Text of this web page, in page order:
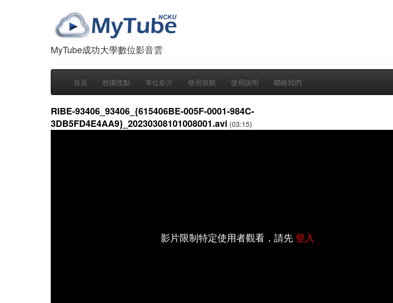
MyTube成功大學數位影音雲
首頁 校園焦點 單位影片 使用規範 使用說明 聯絡我們
RIBE-93406_93406_{615406BE-005F-0001-984C-
3DB5FD4E4AA9}_20230308101008001.avi (03:15)
影片限制特定使用者觀看，請先登入